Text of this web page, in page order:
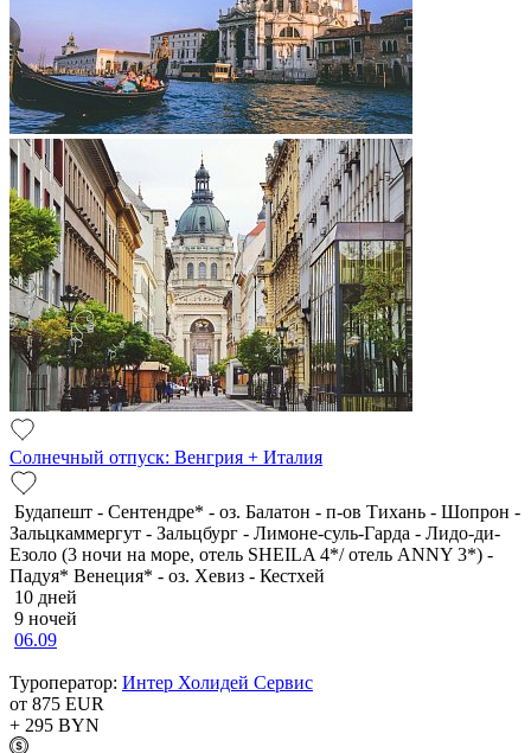
Солнечный отпуск: Венгрия + Италия
Будапешт - Сентендре* - оз. Балатон - п-ов Тихань - Шопрон -
Зальцкаммергут - Зальцбург - Лимоне-суль-Гарда - Лидо-ди-
Езоло (3 ночи на море, отель SHEILA 4*/ отель ANNY 3*) -
Падуя* Венеция* - оз. Хевиз - Кестхей
10 дней
9 ночей
06.09
Туроператор: Интер Холидей Сервис
от 875 EUR
+ 295 BYN